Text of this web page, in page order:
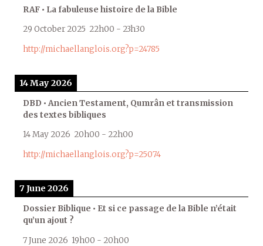
RAF • La fabuleuse histoire de la Bible
29 October 2025 22h00 - 23h30
http://michaellanglois.org?p=24785
14 May 2026
DBD • Ancien Testament, Qumrân et transmission
des textes bibliques
14 May 2026 20h00 - 22h00
http://michaellanglois.org?p=25074
7 June 2026
Dossier Biblique • Et si ce passage de la Bible n’était
qu’un ajout ?
7 June 2026 19h00 - 20h00